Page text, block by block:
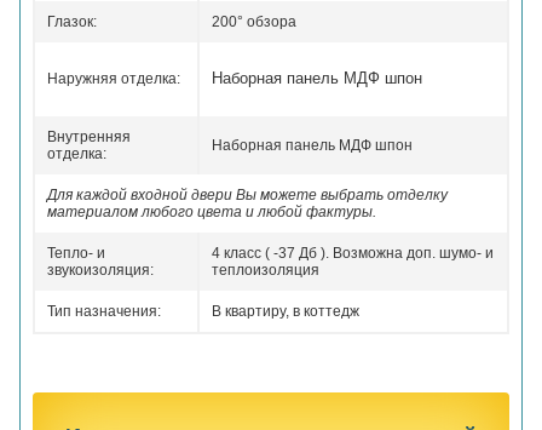
Глазок: 200° обзора
Наружняя отделка: Наборная панель МДФ шпон
Внутренняя
отделка:
Наборная панель МДФ шпон
Для каждой входной двери Вы можете выбрать отделку
материалом любого цвета и любой фактуры.
Тепло- и
звукоизоляция:
4 класс ( -37 Дб ). Возможна доп. шумо- и
теплоизоляция
Тип назначения: В квартиру, в коттедж